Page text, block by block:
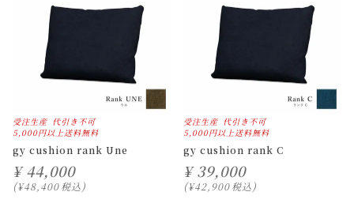
受注生産 代引き不可
5,000円以上送料無料
gy cushion rank Une
¥ 44,000
¥48,400税込
受注生産 代引き不可
5,000円以上送料無料
gy cushion rank C
¥ 39,000
¥42,900税込